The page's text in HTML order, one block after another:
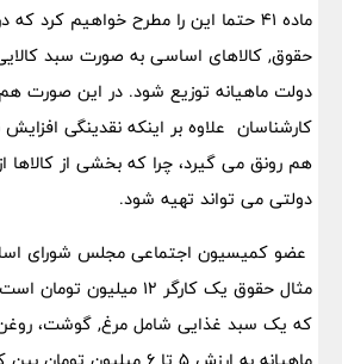
ماده ۴۱ حتما این را مطرح خواهیم کرد
حقوق, کالاهای اساسی به صورت سبد
دولت ماهیانه توزیع شود. در این صورت
کارشناسان علاوه بر اینکه نقدینگی
هم رونق می گیرد، چرا که بخشی از
دولتی می تواند تهیه شود.
عضو کمیسیون اجتماعی مجلس شورای
مثال حقوق یک کارگر ۱۲
که یک سبد غذایی شامل مرغ, گوشت،